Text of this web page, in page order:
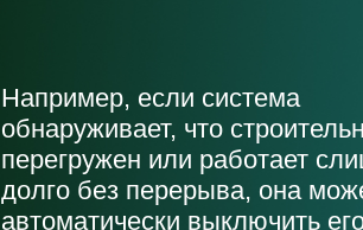
Например, если система
обнаруживает, что
перегружен или работает
долго без перерыва, она
автоматически выключить